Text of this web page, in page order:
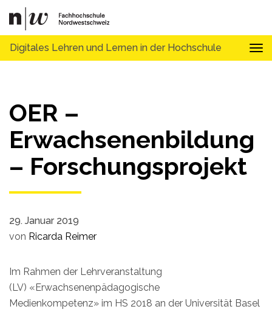
Digitales Lehren und Lernen in der Hochschule
OER –
Erwachsenenbildung
– Forschungsprojekt
29. Januar 2019
von Ricarda Reimer
Im Rahmen der Lehrveranstaltung
(LV) «Erwachsenenpädagogische
Medienkompetenz» im HS 2018 an der Universität Basel